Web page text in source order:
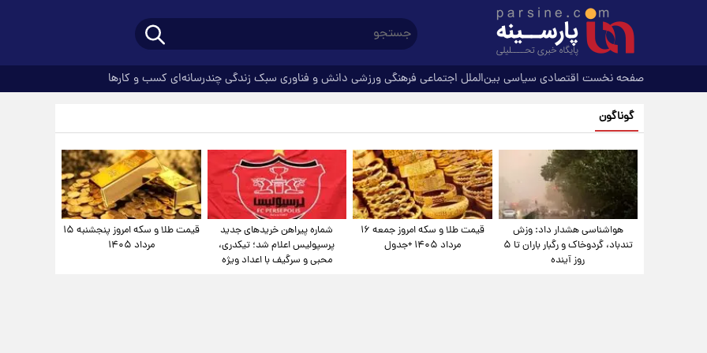
صفحه نخست اقتصادی سیاسی بین‌الملل اجتماعی فرهنگیورزشی دانش و فناوری سبک زندگیچندرسانه‌ای کسب و کارها
گوناگون
هواشناسی هشدار داد: وزش
تندباد، گردوخاک و رگبار باران تا ۵
روز آینده
قیمت طلا و سکه امروز جمعه ۱۶
مرداد ۱۴۰۵ +جدول
شماره پیراهن خریدهای جدید
پرسپولیس اعلام شد؛ تیکدری،
محبی و سرگیف با اعداد ویژه
قیمت طلا و سکه امروز پنجشنبه ۱۵
مرداد ۱۴۰۵